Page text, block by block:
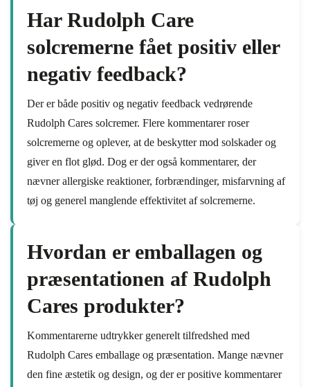
Har Rudolph Care
solcremerne fået positiv eller
negativ feedback?
Der er både positiv og negativ feedback vedrørende
Rudolph Cares solcremer. Flere kommentarer roser
solcremerne og oplever, at de beskytter mod solskader og
giver en flot glød. Dog er der også kommentarer, der
nævner allergiske reaktioner, forbrændinger, misfarvning af
tøj og generel manglende effektivitet af solcremerne.
Hvordan er emballagen og
præsentationen af Rudolph
Cares produkter?
Kommentarerne udtrykker generelt tilfredshed med
Rudolph Cares emballage og præsentation. Mange nævner
den fine æstetik og design, og der er positive kommentarer